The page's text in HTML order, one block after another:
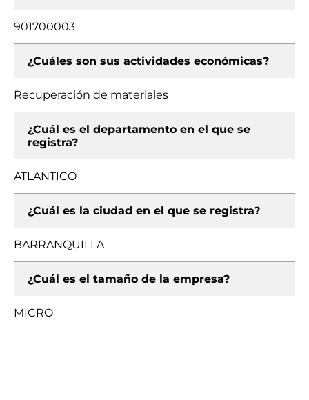
901700003
¿Cuáles son sus actividades económicas?
Recuperación de materiales
¿Cuál es el departamento en el que se
registra?
ATLANTICO
¿Cuál es la ciudad en el que se registra?
BARRANQUILLA
¿Cuál es el tamaño de la empresa?
MICRO